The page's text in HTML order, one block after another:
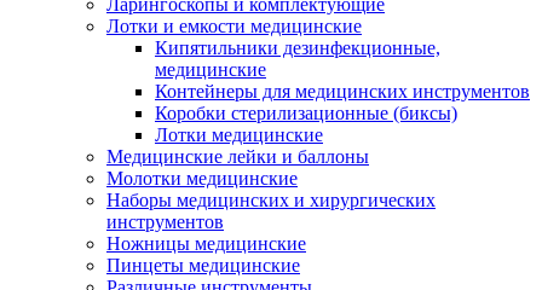
Ларингоскопы и комплектующие
Лотки и емкости медицинские
Кипятильники дезинфекционные,
медицинские
Контейнеры для медицинских инструментов
Коробки стерилизационные (биксы)
Лотки медицинские
Медицинские лейки и баллоны
Молотки медицинские
Наборы медицинских и хирургических
инструментов
Ножницы медицинские
Пинцеты медицинские